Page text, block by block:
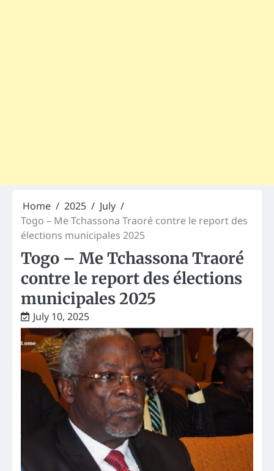
Home 2025
July
Togo – Me Tchassona Traoré contre le report des
élections municipales 2025
Togo – Me Tchassona Traoré
contre le report des élections
municipales 2025
July 10, 2025